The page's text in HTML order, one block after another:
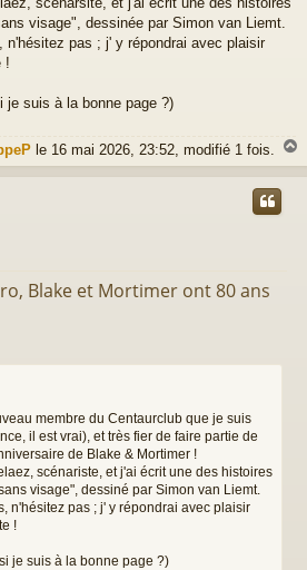
visage", dessinée par Simon van Liemt.
pas ; j' y répondrai avec plaisir
!
suis à la bonne page ?)
le 16 mai 2026, 23:52, modifié 1 fois.
a
Blake et Mortimer ont 80 ans
membre du Centaurclub que je suis
il est vrai), et très fier de faire partie de
de Blake & Mortimer !
scénariste, et j'ai écrit une des histoires
visage", dessiné par Simon van Liemt.
n'hésitez pas ; j' y répondrai avec plaisir
!
je suis à la bonne page ?)